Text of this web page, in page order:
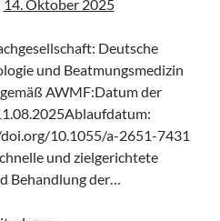
14. Oktober 2025
Deutsche
und Beatmungsmedizin
AWMF:Datum der
10.1055/a-2651-7431
und zielgerichtete
Behandlung der…